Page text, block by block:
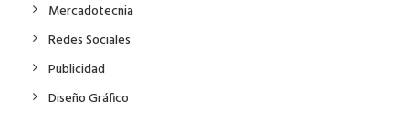
Mercadotecnia
Redes Sociales
Publicidad
Diseño Gráfico